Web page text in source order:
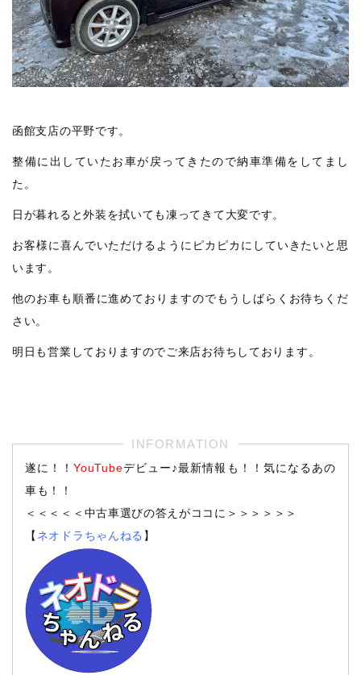
函館支店の平野です。
整備に出していたお車が戻ってきたので納車準備をしてまし
た。
日が暮れると外装を拭いても凍ってきて大変です。
お客様に喜んでいただけるようにピカピカにしていきたいと思
います。
他のお車も順番に進めておりますのでもうしばらくお待ちくだ
さい。
明日も営業しておりますのでご来店お待ちしております。
遂に！！YouTubeデビュー♪最新情報も！！気になるあの
車も！！
＜＜＜＜＜中古車選びの答えがココに＞＞＞＞＞＞
【 ネオドラちゃんねる 】